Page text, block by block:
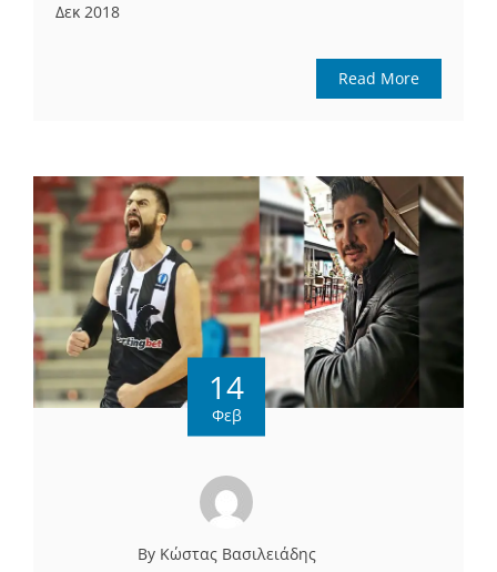
Δεκ 2018
Read More
14
Φεβ
By Κώστας Βασιλειάδης